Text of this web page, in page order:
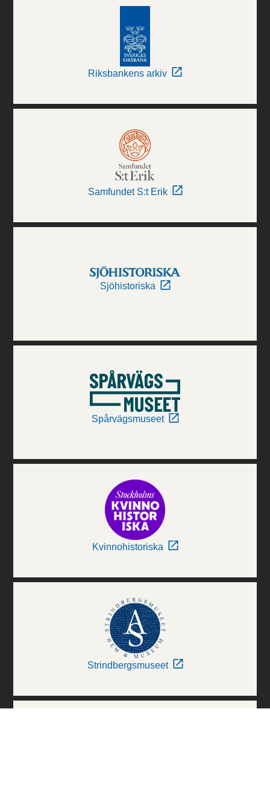
Riksbankens arkiv
Samfundet S:t Erik
Sjöhistoriska
Spårvägsmuseet
Kvinnohistoriska
Strindbergsmuseet